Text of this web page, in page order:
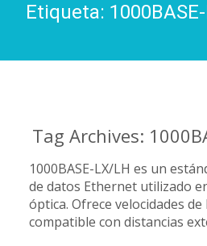
Etiqueta:
Tag Archives:
1000BASE-LX/LH es un
de datos Ethernet utilizado
óptica. Ofrece velocidades de
compatible con distancias